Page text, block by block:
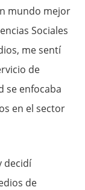
mundo mejor
Sociales
me sentí
de
se enfocaba
en el sector
decidí
de